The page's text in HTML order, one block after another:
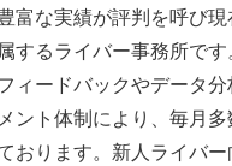
富な実績が評判を呼び現
するライバー事務所で
ィードバックやデータ分
ント体制により、毎月
おります。新人ライバ